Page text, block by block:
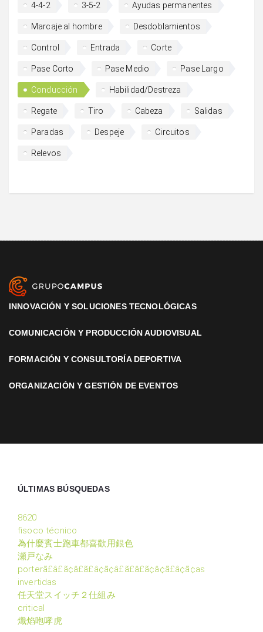
4-4-2 3-5-2 Ayudas permanentes
Marcaje al hombre Desdoblamientos
Control Entrada Corte
Pase Corto Pase Medio Pase Largo
Conducción Habilidad/Destreza
Regate Tiro Cabeza Salidas
Paradas Despeje Circuitos
Relevos
INNOVACIÓN Y SOLUCIONES TECNOLÓGICAS
COMUNICACIÓN Y PRODUCCIÓN AUDIOVISUAL
FORMACIÓN Y CONSULTORÍA DEPORTIVA
ORGANIZACIÓN Y GESTIÓN DE EVENTOS
ÚLTIMAS BÚSQUEDAS
8620
fisoco técnico
為什麼賓士跑車都喜歡用銀色
瀬戸なみ
porterã£â£ã¢â£ã£â¢ã¢â£ã£â£ã¢â¢ã£â¢ã¢as
invertidas
任天堂スイッチ２仕組み
critical
熾焰咆哮虎